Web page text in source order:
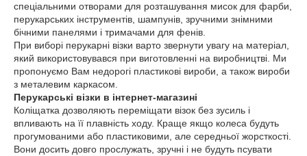
спеціальними отворами для розташування мисок для фарби,
перукарських інструментів, шампунів, зручними знімними
бічними панелями і тримачами для фенів.
При виборі перукарні візки варто звернути увагу на матеріал,
який використовувався при виготовленні на виробництві. Ми
пропонуємо Вам недорогі пластикові вироби, а також вироби
з металевим каркасом.
Перукарські візки в інтернет-магазині
Коліщатка дозволяють переміщати візок без зусиль і
впливають на її плавність ходу. Краще якщо колеса будуть
прогумованими або пластиковими, але середньої жорсткості.
Вони досить довго прослужать, зручні і не будуть псувати